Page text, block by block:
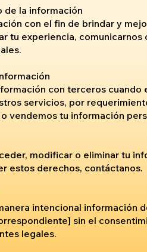
de la información
con el fin de brindar y
tu experiencia,
con terceros cuando
servicios, por
vendemos tu información
modificar o eliminar tu
estos derechos, contáctanos.
intencional información
sin el
legales.